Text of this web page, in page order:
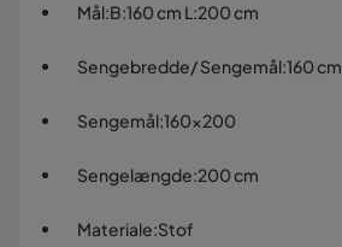
Mål:B:160 cm L:200 cm
Sengebredde/ Sengemål:160 cm
Sengemål:160x200
Sengelængde:200 cm
Materiale:Stof